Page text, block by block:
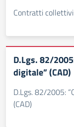
Contratti
D.Lgs. 82/
digitale” (CAD)
D.Lgs. 82/2005:
(CAD)